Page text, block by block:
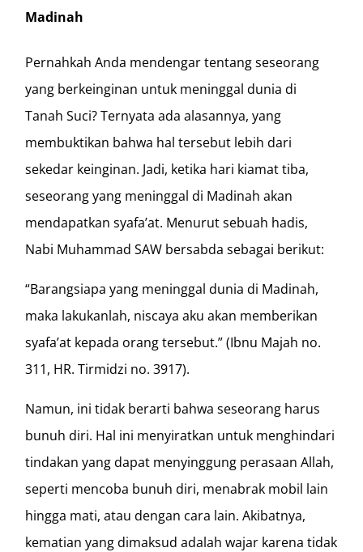
Madinah
Pernahkah Anda mendengar tentang seseorang
yang berkeinginan untuk meninggal dunia di
Tanah Suci? Ternyata ada alasannya, yang
membuktikan bahwa hal tersebut lebih dari
sekedar keinginan. Jadi, ketika hari kiamat tiba,
seseorang yang meninggal di Madinah akan
mendapatkan syafa’at. Menurut sebuah hadis,
Nabi Muhammad SAW bersabda sebagai berikut:
“Barangsiapa yang meninggal dunia di Madinah,
maka lakukanlah, niscaya aku akan memberikan
syafa’at kepada orang tersebut.” (Ibnu Majah no.
311, HR. Tirmidzi no. 3917).
Namun, ini tidak berarti bahwa seseorang harus
bunuh diri. Hal ini menyiratkan untuk menghindari
tindakan yang dapat menyinggung perasaan Allah,
seperti mencoba bunuh diri, menabrak mobil lain
hingga mati, atau dengan cara lain. Akibatnya,
kematian yang dimaksud adalah wajar karena tidak